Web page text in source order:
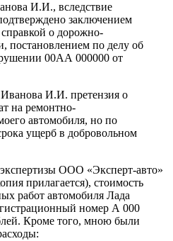
И.И., вследствие
заключением
справкой о дорожно-
постановлением по делу об
00АА 000000 от
И.И. претензия о
на ремонтно-
автомобиля, но по
ущерб в добровольном
ООО «Эксперт-авто»
прилагается), стоимость
работ автомобиля Лада
номер А 000
Кроме того, мною были